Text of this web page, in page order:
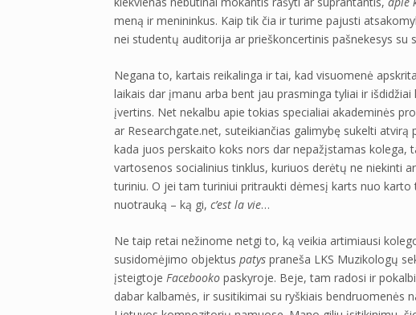
meną ir menininkus. Kaip tik čia ir turime pajusti
nei studentų auditorija ar prieškoncertinis pašnekesys su
Negana to, kartais reikalinga ir tai, kad visuomenė
laikais dar įmanu arba bent jau prasminga tyliai ir
įvertins. Net nekalbu apie tokias specialiai akademinės
ar Researchgate.net, suteikiančias galimybę sukelti
kada juos perskaito koks nors dar nepažįstamas kolega,
vartosenos socialinius tinklus, kuriuos derėtų ne niekinti
turiniu. O jei tam turiniui pritraukti dėmesį karts nuo
nuotrauką – ką gi, c’est la vie…
Ne taip retai nežinome netgi to, ką veikia artimiausi
susidomėjimo objektus patys praneša LKS Muzikologų
įsteigtoje Facebooko paskyroje. Beje, tam radosi ir
dabar kalbamės, ir susitikimai su ryškiais bendruomenės